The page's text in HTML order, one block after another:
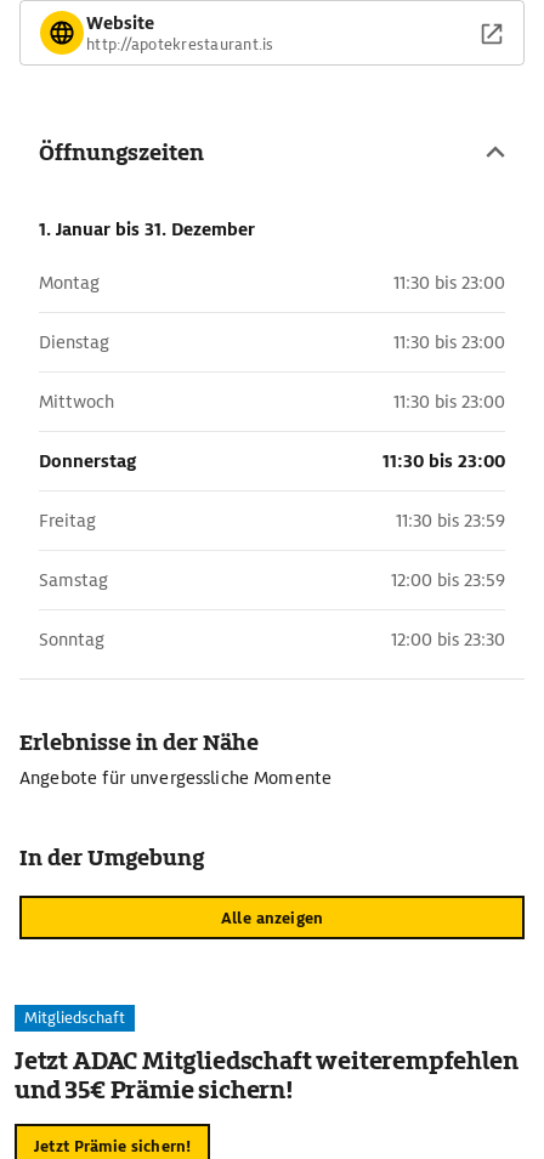
Website
http://apotekrestaurant.is
Öffnungszeiten
1. Januar bis 31. Dezember
Montag 11:30 bis 23:00
Dienstag 11:30 bis 23:00
Mittwoch 11:30 bis 23:00
Donnerstag 11:30 bis 23:00
Freitag 11:30 bis 23:59
Samstag 12:00 bis 23:59
Sonntag 12:00 bis 23:30
Erlebnisse in der Nähe
Angebote für unvergessliche Momente
In der Umgebung
Alle anzeigen
Mitgliedschaft
Jetzt ADAC Mitgliedschaft weiterempfehlen
und 35€ Prämie sichern!
Jetzt Prämie sichern!